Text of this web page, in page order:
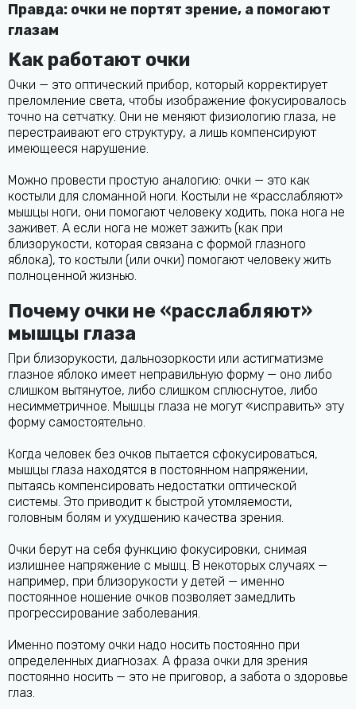
Правда: очки не портят зрение, а помогают
глазам
Как работают очки
Очки — это оптический прибор, который корректирует
преломление света, чтобы изображение фокусировалось
точно на сетчатку. Они не меняют физиологию глаза, не
перестраивают его структуру, а лишь компенсируют
имеющееся нарушение.
Можно провести простую аналогию: очки — это как
костыли для сломанной ноги. Костыли не «расслабляют»
мышцы ноги, они помогают человеку ходить, пока нога не
заживет. А если нога не может зажить (как при
близорукости, которая связана с формой глазного
яблока), то костыли (или очки) помогают человеку жить
полноценной жизнью.
Почему очки не «расслабляют»
мышцы глаза
При близорукости, дальнозоркости или астигматизме
глазное яблоко имеет неправильную форму — оно либо
слишком вытянутое, либо слишком сплюснутое, либо
несимметричное. Мышцы глаза не могут «исправить» эту
форму самостоятельно.
Когда человек без очков пытается сфокусироваться,
мышцы глаза находятся в постоянном напряжении,
пытаясь компенсировать недостатки оптической
системы. Это приводит к быстрой утомляемости,
головным болям и ухудшению качества зрения.
Очки берут на себя функцию фокусировки, снимая
излишнее напряжение с мышц. В некоторых случаях —
например, при близорукости у детей — именно
постоянное ношение очков позволяет замедлить
прогрессирование заболевания.
Именно поэтому очки надо носить постоянно при
определенных диагнозах. А фраза очки для зрения
постоянно носить — это не приговор, а забота о здоровье
глаз.